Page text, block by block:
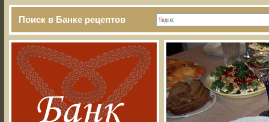
Поиск в Банке рецептов